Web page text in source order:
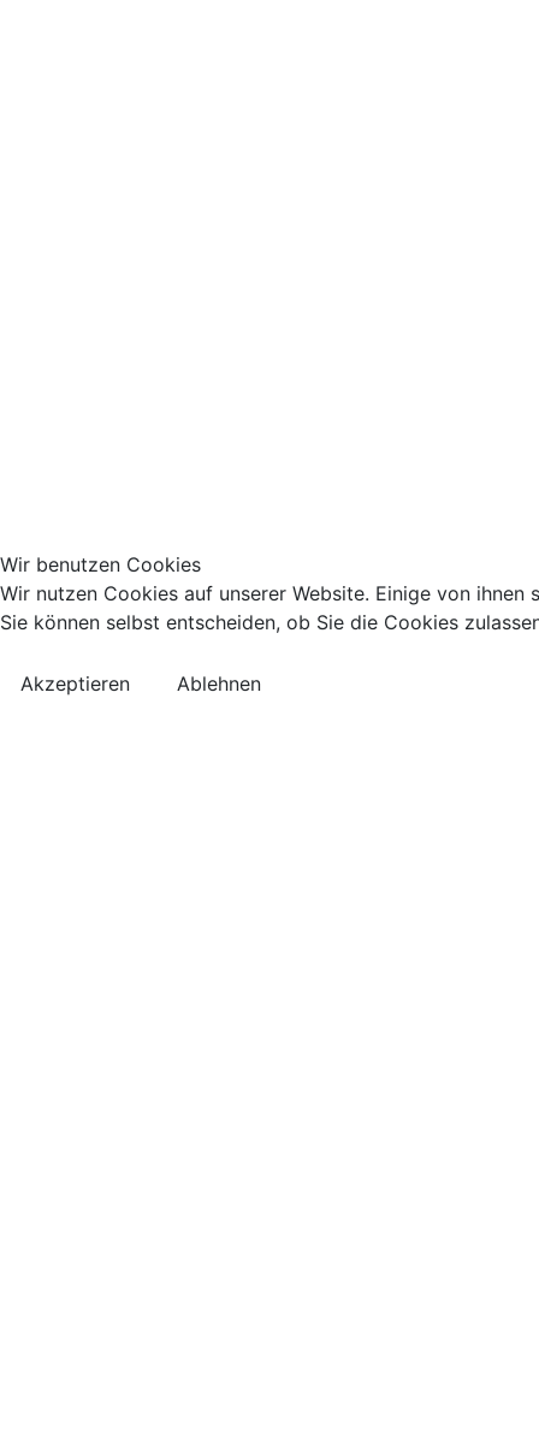
Wir benutzen Cookies
Wir nutzen Cookies auf unserer Website. Einige von
Sie können selbst entscheiden, ob Sie die Cookies
Akzeptieren Ablehnen